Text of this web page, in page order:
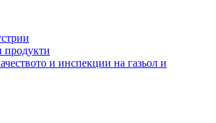
и инспекции на газьол и